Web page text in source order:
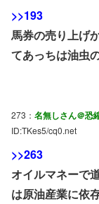
>>193
馬券の売り上げ
てあっちは油虫
273： 名無しさん＠恐
ID:TKes5/cq0.net
>>263
オイルマネーで
は原油産業に依